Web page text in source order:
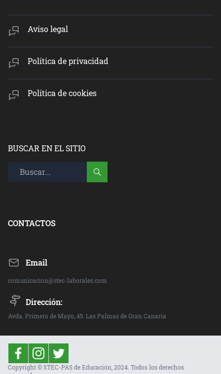
Aviso legal
Política de privacidad
Política de cookies
BUSCAR EN EL SITIO
CONTACTOS
Email
comunicacion@stec-laborales.com
Dirección:
Avda. Primero de Mayo, 45. Las Palmas de Gran Canaria
Copyright © STEC-PAS de Educación, 2024. Todos los derechos